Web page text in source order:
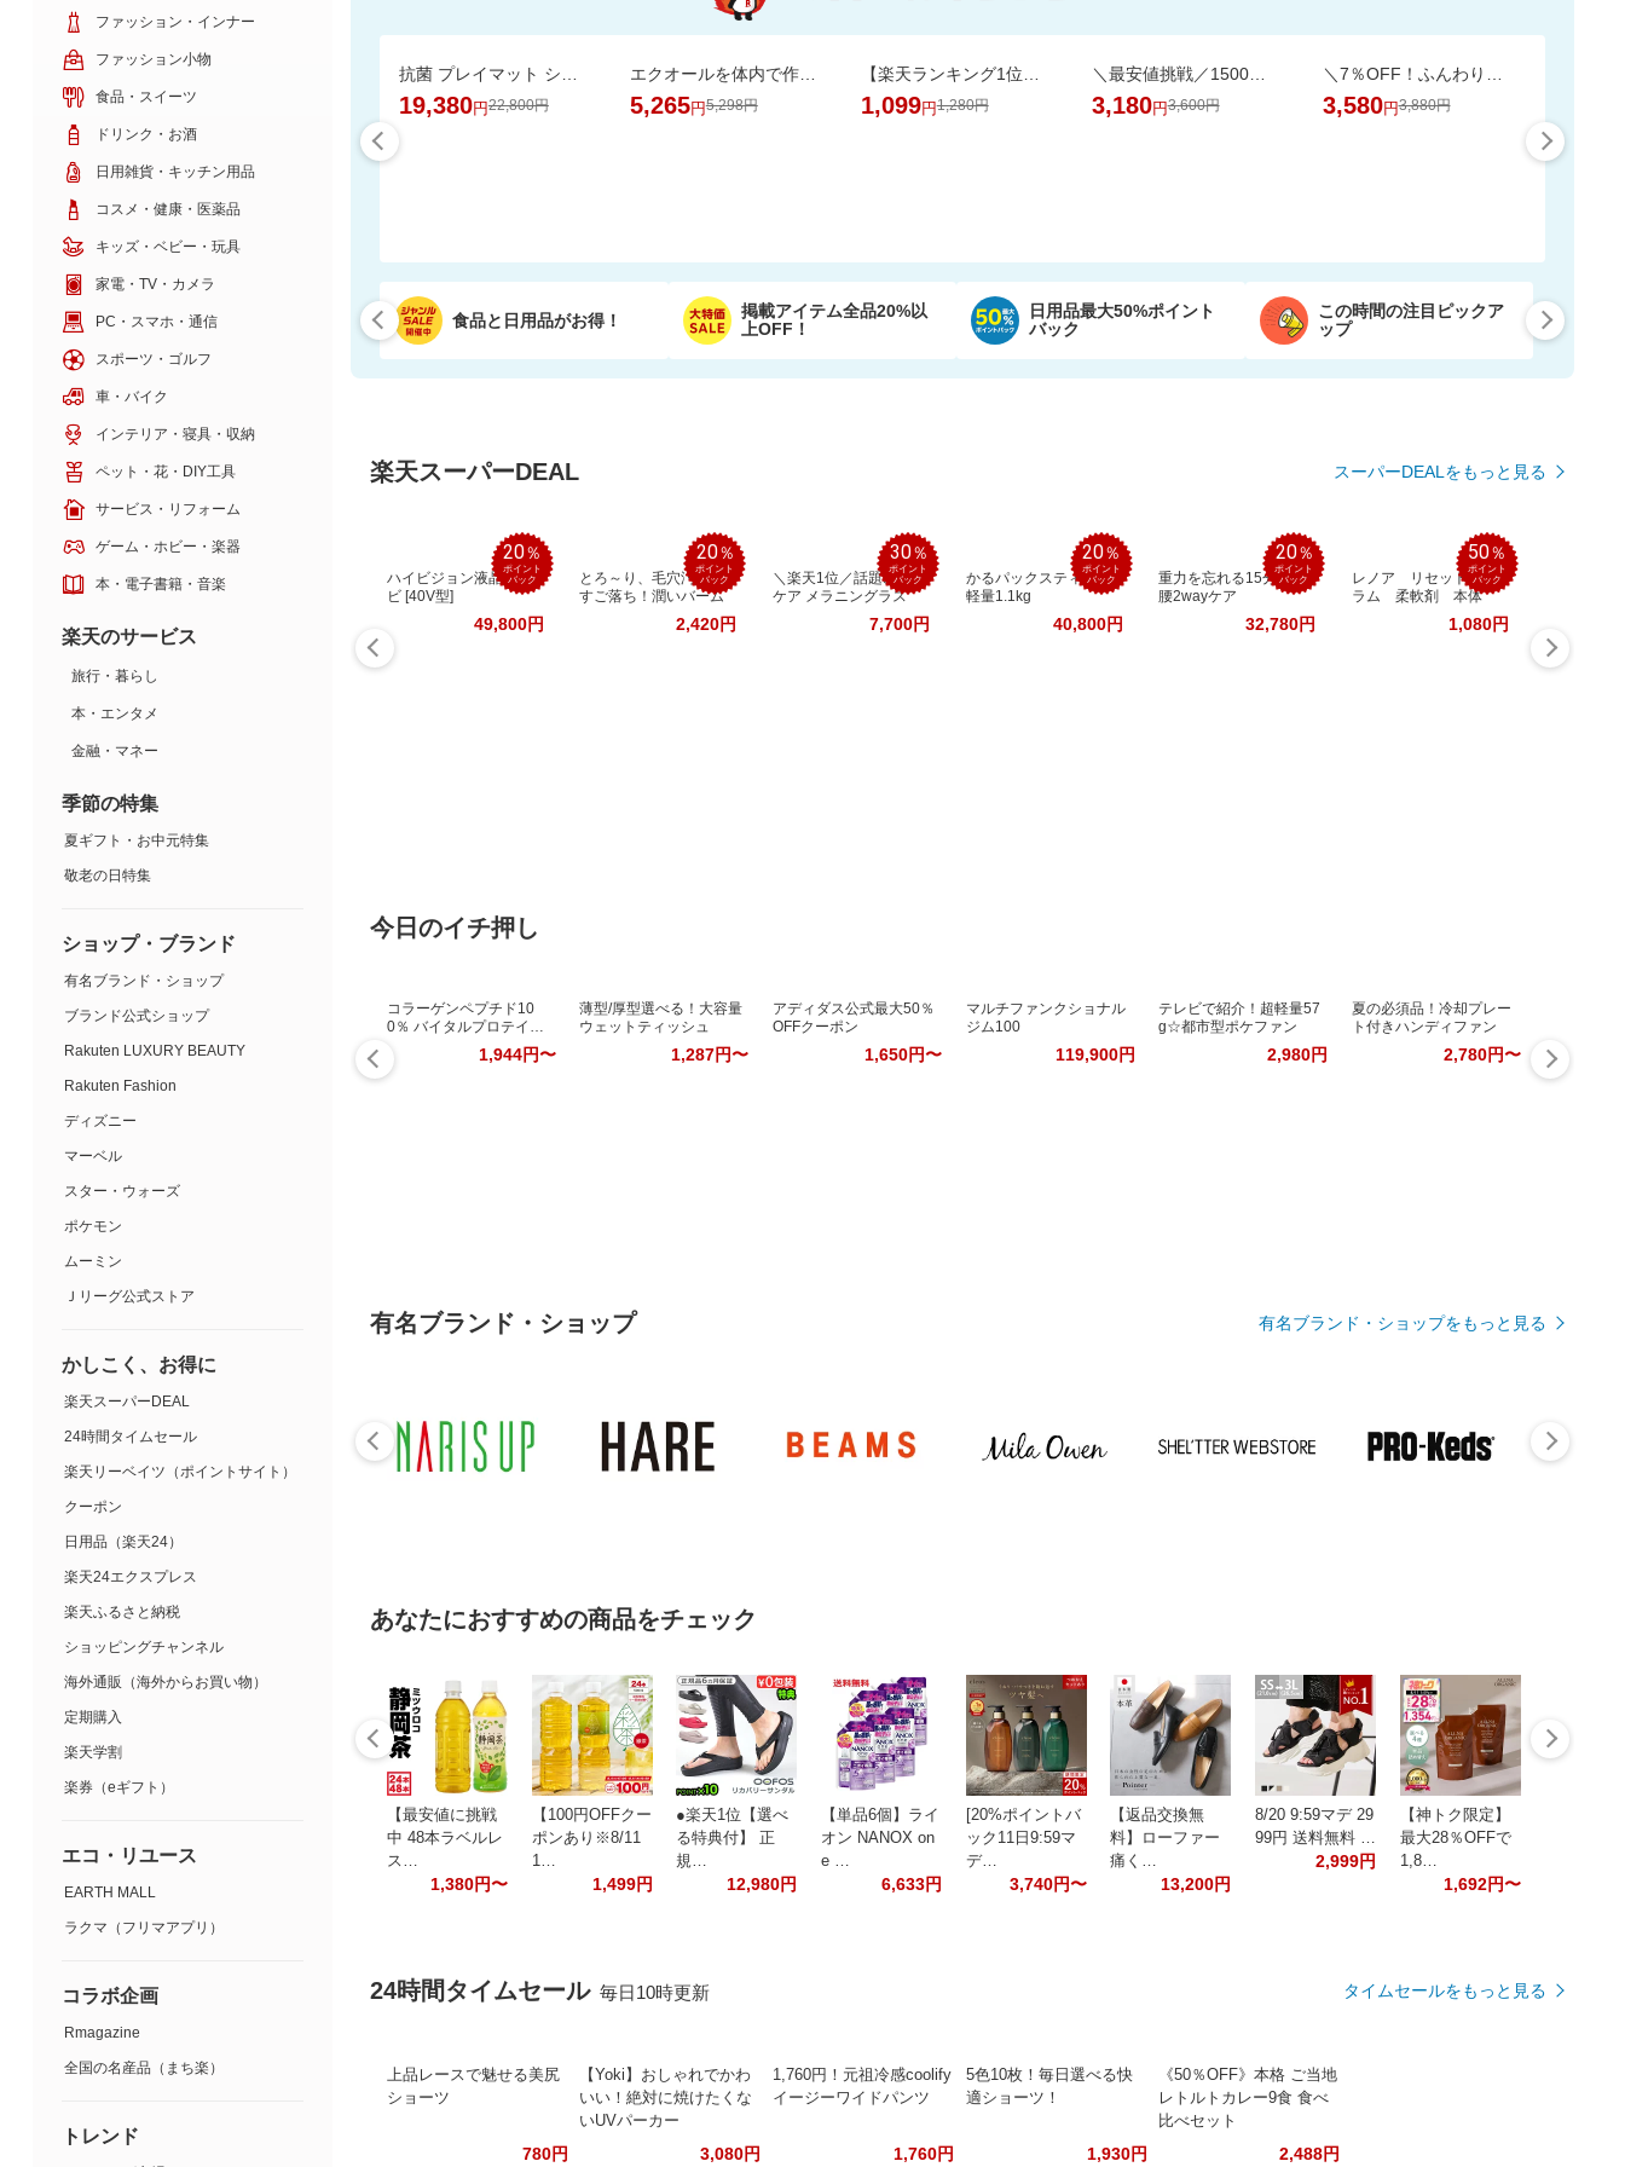
19,380円22,800円
エクオールを体内で作れるのは日本人の約2人に1人と言われております。おすすめです
5,265円5,298円 1,099円1,280円
＼最安値挑戦／1500万枚売れてる★ふかふかホテルバスタオル2枚セットが20周年SALE！
3,180円3,600円 3,580円3,880円
食品と日用品がお得！
掲載アイテム全品20%以
上OFF！
日用品最大50%ポイント
バック
この時間の注目ピックア
ップ
楽天スーパーDEAL スーパーDEALをもっと見る
20％
ポイント
バック
ハイビジョン液晶テレ
ビ [40V型]
49,800円
20％
ポイント
バック
とろ～り、毛穴汚れも
すご落ち！潤いバーム
2,420円
30％
ポイント
バック
＼楽天1位／話題の美肌
ケア メラニングラス
7,700円
20％
ポイント
バック
かるパックスティック│
軽量1.1kg
40,800円
20％
ポイント
バック
重力を忘れる15分。首
腰2wayケア
32,780円
50％
ポイント
バック
レノア リセット セ
ラム 柔軟剤 本体
1,080円
今日のイチ押し
コラーゲンペプチド10
0％ バイタルプロテイン
1,944円〜
薄型/厚型選べる！大容量
ウェットティッシュ
1,287円〜
アディダス公式最大50％
OFFクーポン
1,650円〜
マルチファンクショナル
ジム100
119,900円
テレビで紹介！超軽量57
g☆都市型ポケファン
2,980円
夏の必須品！冷却プレー
ト付きハンディファン
2,780円〜
有名ブランド・ショップ 有名ブランド・ショップをもっと見る
あなたにおすすめの商品をチェック
【最安値に挑戦
中 48本ラベルレ
ス…
1,380円〜
【100円OFFクー
ポンあり※8/11
1…
1,499円
●楽天1位【選べ
る特典付】 正
規…
12,980円
【単品6個】ライ
オン NANOX on
e …
6,633円
[20%ポイントバ
ック11日9:59マ
デ…
3,740円〜
【返品交換無
料】ローファー
痛く…
13,200円
8/20 9:59マデ 29
99円 送料無料 …
2,999円
【神トク限定】
最大28％OFFで
1,8…
1,692円〜
24時間タイムセール 毎日10時更新 タイムセールをもっと見る
上品レースで魅せる美尻
ショーツ
780円
【Yoki】おしゃれでかわ
いい！絶対に焼けたくな
いUVパーカー
3,080円
1,760円！元祖冷感coolify
イージーワイドパンツ
1,760円
5色10枚！毎日選べる快
適ショーツ！
1,930円
《50％OFF》本格 ご当地
レトルトカレー9食 食べ
比べセット
2,488円
ファッション・インナー
ファッション小物
食品・スイーツ
ドリンク・お酒
日用雑貨・キッチン用品
コスメ・健康・医薬品
キッズ・ベビー・玩具
家電・TV・カメラ
PC・スマホ・通信
スポーツ・ゴルフ
車・バイク
インテリア・寝具・収納
ペット・花・DIY工具
サービス・リフォーム
ゲーム・ホビー・楽器
本・電子書籍・音楽
楽天のサービス
旅行・暮らし
本・エンタメ
金融・マネー
季節の特集
夏ギフト・お中元特集
敬老の日特集
ショップ・ブランド
有名ブランド・ショップ
ブランド公式ショップ
Rakuten LUXURY BEAUTY
Rakuten Fashion
ディズニー
マーベル
スター・ウォーズ
ポケモン
ムーミン
Ｊリーグ公式ストア
かしこく、お得に
楽天スーパーDEAL
24時間タイムセール
楽天リーベイツ（ポイントサイト）
クーポン
日用品（楽天24）
楽天24エクスプレス
楽天ふるさと納税
ショッピングチャンネル
海外通販（海外からお買い物）
定期購入
楽天学割
楽券（eギフト）
エコ・リユース
EARTH MALL
ラクマ（フリマアプリ）
コラボ企画
Rmagazine
全国の名産品（まち楽）
トレンド